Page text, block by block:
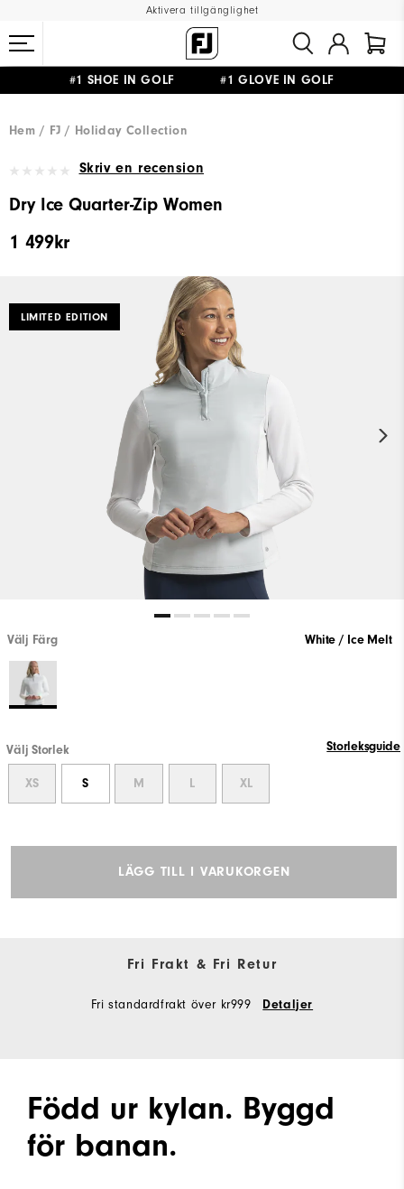
Aktivera tillgänglighet
#1 SHOE IN GOLF #1 GLOVE IN GOLF
Hem
FJ Holiday Collection
Skriv en recension
Dry Ice Quarter-Zip Women
1 499kr
LIMITED EDITION
Välj Färg White / Ice Melt
Välj Storlek Storleksguide
XS S M L XL
LÄGG TILL I VARUKORGEN
Fri Frakt & Fri Retur
Fri standardfrakt över kr999 Detaljer
Född ur kylan. Byggd
för banan.